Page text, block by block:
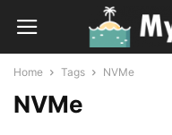
Home Tags NVMe
NVMe